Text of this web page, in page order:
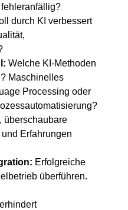
durch KI verbessert
Welche KI-Methoden
Maschinelles
Processing oder
überschaubare
Erfahrungen
Erfolgreiche
überführen.